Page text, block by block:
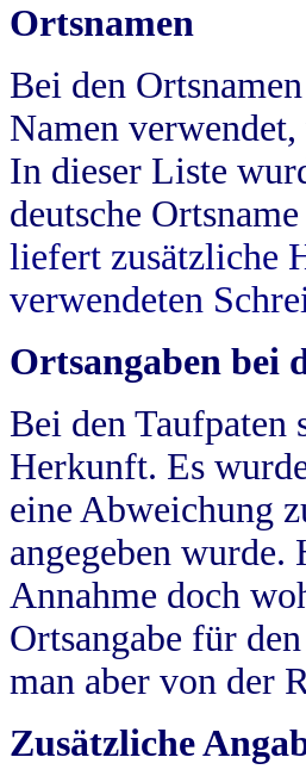
Ortsnamen
Bei den
Namen
In dieser Liste
deutsche
liefert zusätzliche
verwendeten
Ortsangaben bei
Bei den Taufpaten
Herkunft. Es
eine Abweichung
angegeben
Annahme doch
Ortsangabe für
man aber von der
Zusätzliche